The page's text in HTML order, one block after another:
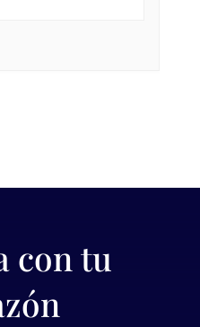
con tu